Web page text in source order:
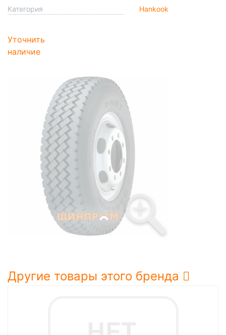
Категория
Hankook
Уточнить
наличие
Другие товары этого бренда